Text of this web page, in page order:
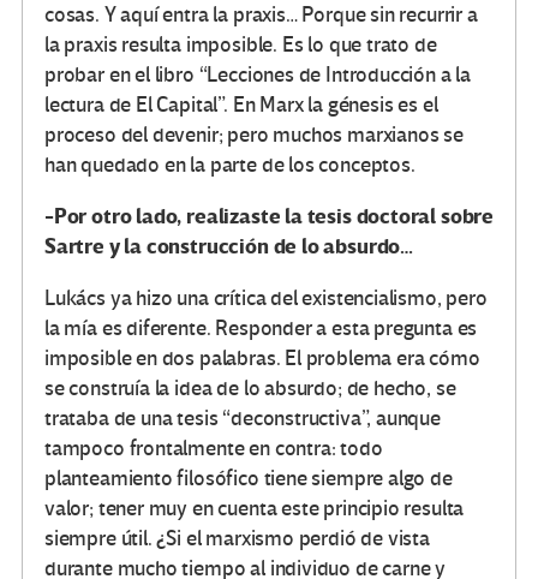
cosas. Y aquí entra la praxis… Porque sin recurrir a
la praxis resulta imposible. Es lo que trato de
probar en el libro “Lecciones de Introducción a la
lectura de El Capital”. En Marx la génesis es el
proceso del devenir; pero muchos marxianos se
han quedado en la parte de los conceptos.
-Por otro lado, realizaste la tesis doctoral sobre
Sartre y la construcción de lo absurdo…
Lukács ya hizo una crítica del existencialismo, pero
la mía es diferente. Responder a esta pregunta es
imposible en dos palabras. El problema era cómo
se construía la idea de lo absurdo; de hecho, se
trataba de una tesis “deconstructiva”, aunque
tampoco frontalmente en contra: todo
planteamiento filosófico tiene siempre algo de
valor; tener muy en cuenta este principio resulta
siempre útil. ¿Si el marxismo perdió de vista
durante mucho tiempo al individuo de carne y